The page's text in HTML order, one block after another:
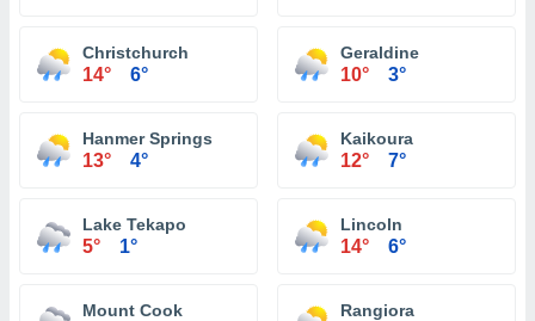
Christchurch
14° 6°
Geraldine
10° 3°
Hanmer Springs
13° 4°
Kaikoura
12° 7°
Lake Tekapo
5° 1°
Lincoln
14° 6°
Mount Cook Rangiora